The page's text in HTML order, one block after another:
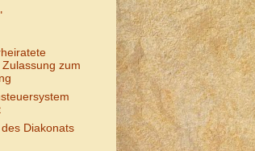
zum
Diakonats